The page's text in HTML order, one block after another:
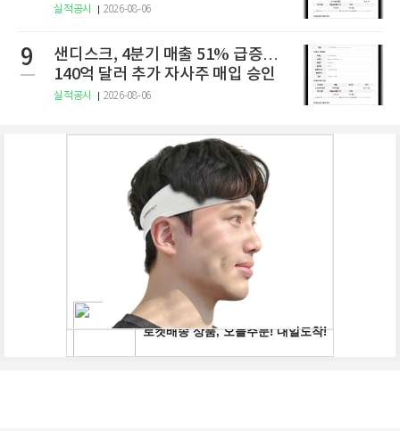
실적공시 2026-08-06
9
샌디스크, 4분기 매출 51% 급증…
140억 달러 추가 자사주 매입 승인
실적공시 2026-08-06